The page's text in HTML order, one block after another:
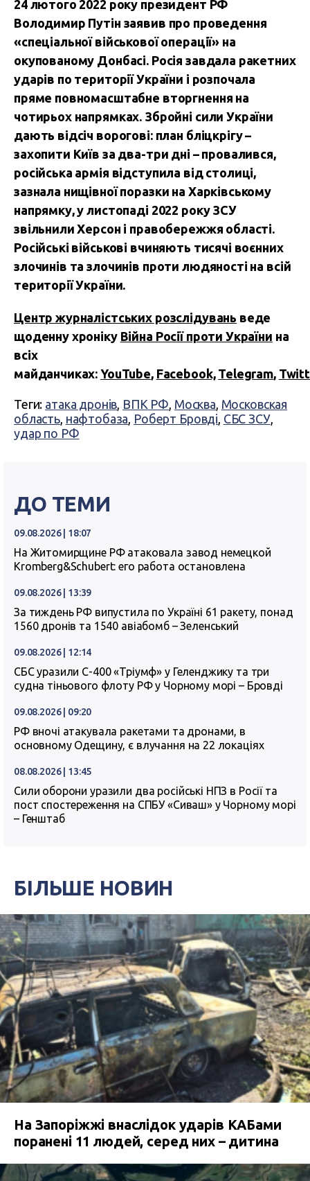
24 лютого 2022 року президент РФ
Володимир Путін заявив про проведення
«спеціальної військової операції» на
окупованому Донбасі. Росія завдала ракетних
ударів по території України і розпочала
пряме повномасштабне вторгнення на
чотирьох напрямках. Збройні сили України
дають відсіч ворогові: план бліцкрігу –
захопити Київ за два-три дні – провалився,
російська армія відступила від столиці,
зазнала нищівної поразки на Харківському
напрямку, у листопаді 2022 року ЗСУ
звільнили Херсон і правобережжя області.
Російські військові вчиняють тисячі воєнних
злочинів та злочинів проти людяності на всій
території України.
Центр журналістських розслідувань веде
щоденну хроніку Війна Росії проти України на
всіх
майданчиках:YouTube, Facebook, Telegram,
Теги: атака дронів, ВПК РФ, Москва, Московская
область, нафтобаза, Роберт Бровді, СБС ЗСУ,
удар по РФ
ДО ТЕМИ
09.08.2026 | 18:07
На Житомирщине РФ атаковала завод немецкой
Kromberg&Schubert: его работа остановлена
09.08.2026 | 13:39
За тиждень РФ випустила по Україні 61 ракету, понад
1560 дронів та 1540 авіабомб – Зеленський
09.08.2026 | 12:14
СБС уразили С-400 «Тріумф» у Геленджику та три
судна тіньового флоту РФ у Чорному морі – Бровді
09.08.2026 | 09:20
РФ вночі атакувала ракетами та дронами, в
основному Одещину, є влучання на 22 локаціях
08.08.2026 | 13:45
Сили оборони уразили два російські НПЗ в Росії та
пост спостереження на СПБУ «Сиваш» у Чорному морі
– Генштаб
БІЛЬШЕ НОВИН
На Запоріжжі внаслідок ударів КАБами
поранені 11 людей, серед них – дитина